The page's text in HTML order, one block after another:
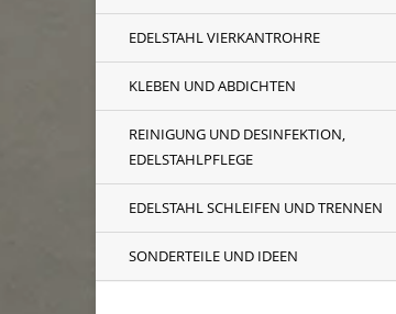
EDELSTAHL VIERKANTROHRE
KLEBEN UND ABDICHTEN
REINIGUNG UND DESINFEKTION,
EDELSTAHLPFLEGE
EDELSTAHL SCHLEIFEN UND TRENNEN
SONDERTEILE UND IDEEN